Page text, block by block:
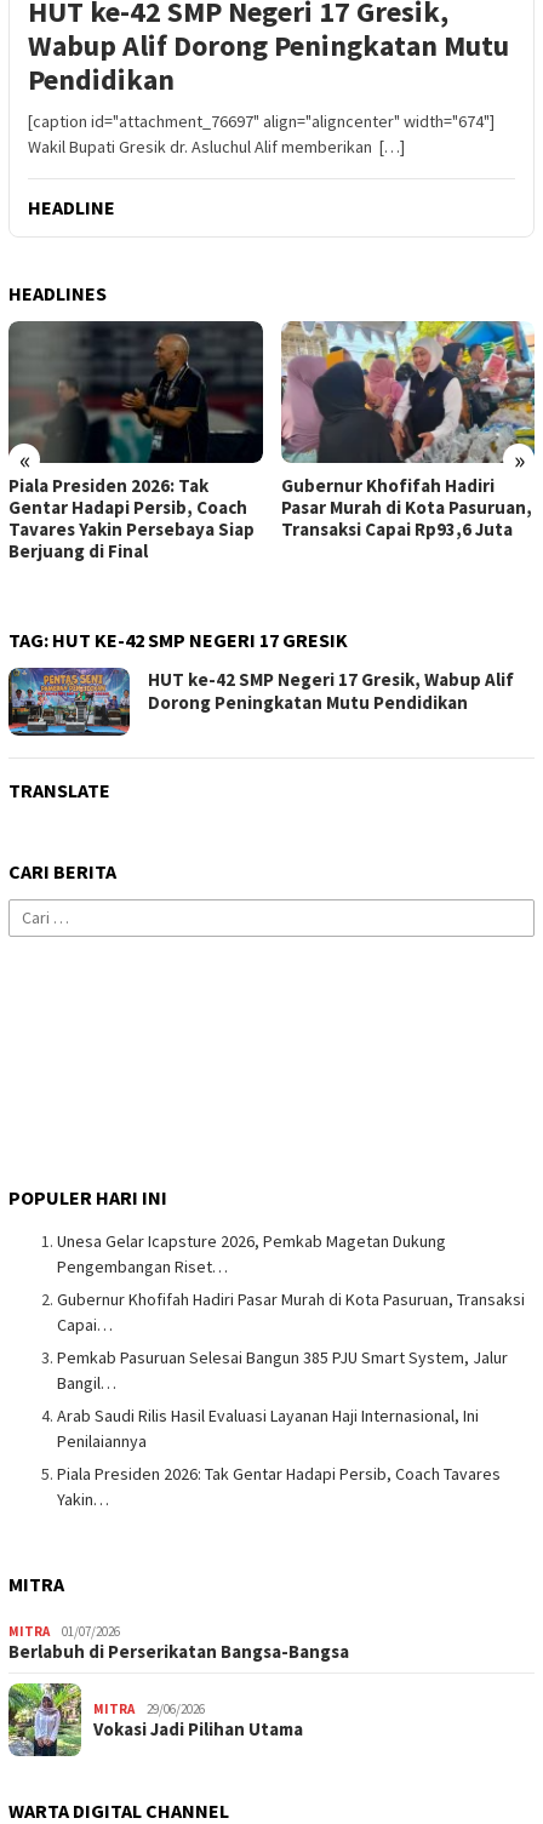
HUT ke-42 SMP Negeri 17 Gresik,
Wabup Alif Dorong Peningkatan Mutu
Pendidikan
[caption id="attachment_76697" align="aligncenter" width="674"]
Wakil Bupati Gresik dr. Asluchul Alif memberikan […]
HEADLINE
HEADLINES
« »
Piala Presiden 2026: Tak
Gentar Hadapi Persib, Coach
Tavares Yakin Persebaya Siap
Berjuang di Final
Gubernur Khofifah Hadiri
Pasar Murah di Kota Pasuruan,
Transaksi Capai Rp93,6 Juta
TAG: HUT KE-42 SMP NEGERI 17 GRESIK
HUT ke-42 SMP Negeri 17 Gresik, Wabup Alif
Dorong Peningkatan Mutu Pendidikan
TRANSLATE
CARI BERITA
Cari
untuk:
POPULER HARI INI
Unesa Gelar Icapsture 2026, Pemkab Magetan Dukung
Pengembangan Riset…
Gubernur Khofifah Hadiri Pasar Murah di Kota Pasuruan, Transaksi
Capai…
Pemkab Pasuruan Selesai Bangun 385 PJU Smart System, Jalur
Bangil…
Arab Saudi Rilis Hasil Evaluasi Layanan Haji Internasional, Ini
Penilaiannya
Piala Presiden 2026: Tak Gentar Hadapi Persib, Coach Tavares
Yakin…
MITRA
MITRA 01/07/2026
Berlabuh di Perserikatan Bangsa-Bangsa
MITRA 29/06/2026
Vokasi Jadi Pilihan Utama
WARTA DIGITAL CHANNEL